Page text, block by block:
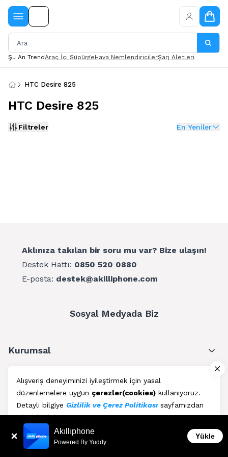
Alışveriş deneyiminizi iyileştirmek için yasal
düzenlemelere uygun çerezler(cookies) kullanıyoruz.
Detaylı bilgiye Gizlilik ve Çerez Politikası sayfamızdan
erişebilirsiniz.
Kabul Et
Şu An TrendAraç İçi SüpürgeHava NemlendiricilerŞarj Aletleri
HTC Desire 825
HTC Desire 825
Filtreler En Yeniler
Aklınıza takılan bir soru mu var? Bize ulaşın!
Destek Hattı: 0850 520 0880
E-posta: destek@akilliphone.com
Sosyal Medyada Biz
Kurumsal
Müşteri Hizmetleri
Üyelik
Blog Akıllıphone
Powered By Yuddy
Yükle